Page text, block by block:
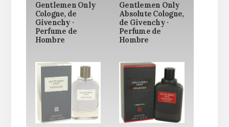
Gentlemen Only
Cologne, de
Givenchy ·
Perfume de
Hombre
Gentlemen Only
Absolute Cologne,
de Givenchy ·
Perfume de
Hombre